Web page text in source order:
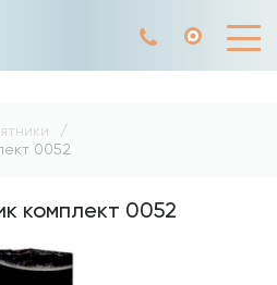
0052
комплект 0052